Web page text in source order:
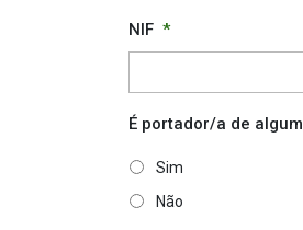
NIF *
É portador/a de
Sim
Não